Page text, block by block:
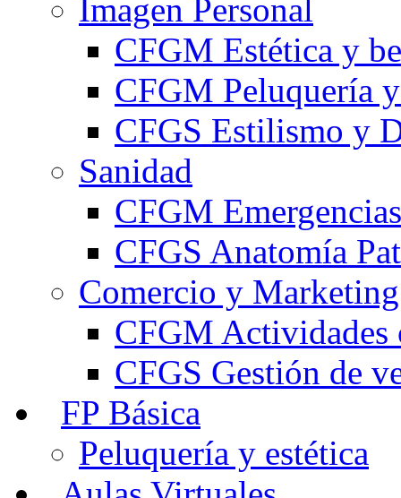
Imagen Personal
CFGM Estética y
CFGM Peluquería
CFGS Estilismo y
Sanidad
CFGM
CFGS Anatomía
Comercio y Marketing
CFGM Actividades
CFGS Gestión de
FP Básica
Peluquería y estética